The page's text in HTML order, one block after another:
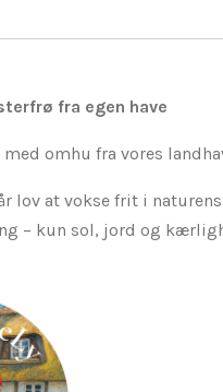
fra egen have
omhu fra vores
lov at vokse frit i
– kun sol, jord og